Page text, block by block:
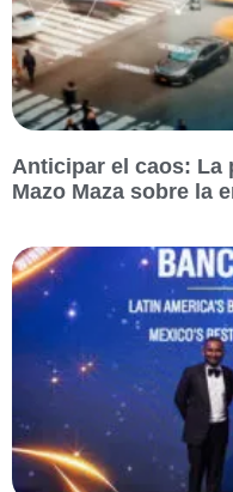
Anticipar el caos: La
Mazo Maza sobre la